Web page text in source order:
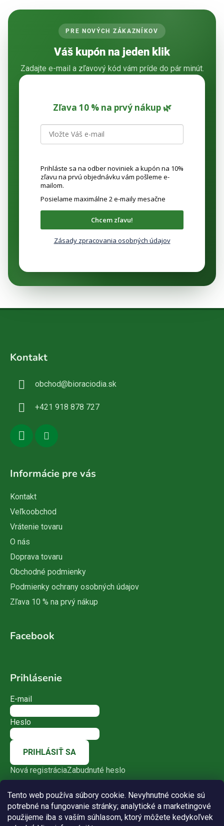
Tento web používa súbory cookie. Nevyhnutné cookie sú
potrebné na fungovanie stránky; analytické a marketingové
použijeme iba s vaším súhlasom, ktorý môžete kedykoľvek
PRE NOVÝCH ZÁKAZNÍKOV
Váš kupón na jeden klik
Zadajte e-mail a zľavový kód vám príde do pár minút.
Zľava 10 % na prvý nákup 🌿
Prihláste sa na odber noviniek a kupón na 10%
zľavu na prvú objednávku vám pošleme e-
mailom.
Posielame maximálne 2 e-maily mesačne
Chcem zľavu!
Zásady zpracovania osobných údajov
Kontakt
obchod@bioraciodia.sk
+421 918 878 727
Informácie pre vás
Kontakt
Veľkoobchod
Vrátenie tovaru
O nás
Doprava tovaru
Obchodné podmienky
Podmienky ochrany osobných údajov
Zľava 10 % na prvý nákup
Facebook
Prihlásenie
E-mail
Heslo
PRIHLÁSIŤ SA
Nová registráciaZabudnuté heslo